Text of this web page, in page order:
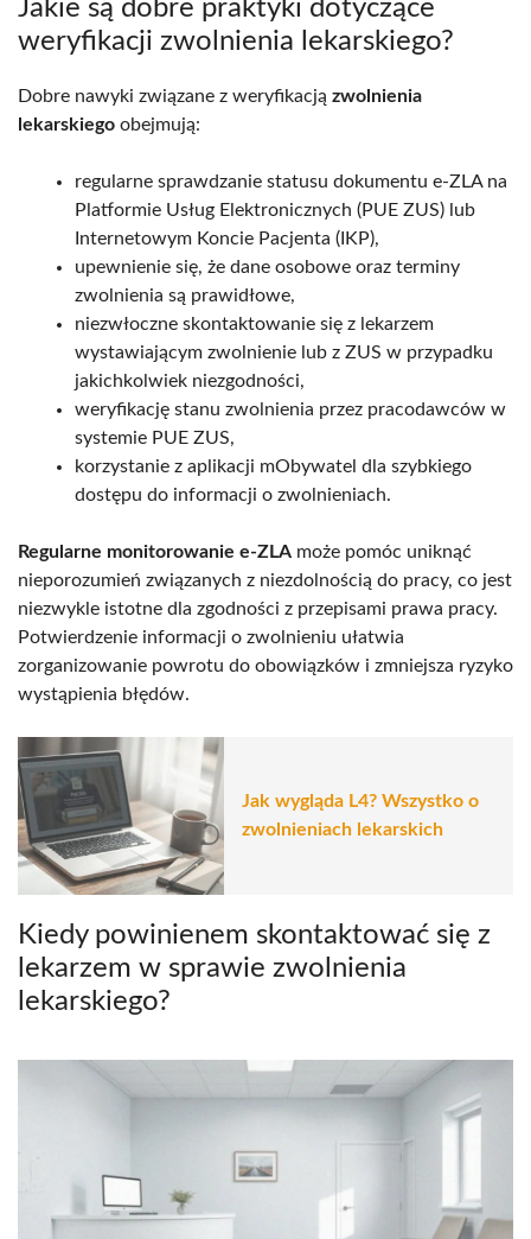
Jakie są dobre praktyki dotyczące
weryfikacji zwolnienia lekarskiego?
Dobre nawyki związane z weryfikacją zwolnienia
lekarskiego obejmują:
regularne sprawdzanie statusu dokumentu e-ZLA na
Platformie Usług Elektronicznych (PUE ZUS) lub
Internetowym Koncie Pacjenta (IKP),
upewnienie się, że dane osobowe oraz terminy
zwolnienia są prawidłowe,
niezwłoczne skontaktowanie się z lekarzem
wystawiającym zwolnienie lub z ZUS w przypadku
jakichkolwiek niezgodności,
weryfikację stanu zwolnienia przez pracodawców w
systemie PUE ZUS,
korzystanie z aplikacji mObywatel dla szybkiego
dostępu do informacji o zwolnieniach.
Regularne monitorowanie e-ZLA może pomóc uniknąć
nieporozumień związanych z niezdolnością do pracy, co jest
niezwykle istotne dla zgodności z przepisami prawa pracy.
Potwierdzenie informacji o zwolnieniu ułatwia
zorganizowanie powrotu do obowiązków i zmniejsza ryzyko
wystąpienia błędów.
Jak wygląda L4? Wszystko o
zwolnieniach lekarskich
Kiedy powinienem skontaktować się z
lekarzem w sprawie zwolnienia
lekarskiego?